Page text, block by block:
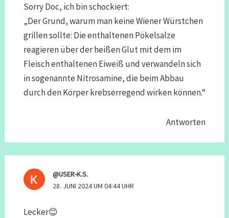
Sorry Doc, ich bin schockiert:
„Der Grund, warum man keine Wiener Würstchen
grillen sollte: Die enthaltenen Pökelsalze
reagieren über der heißen Glut mit dem im
Fleisch enthaltenen Eiweiß und verwandeln sich
in sogenannte Nitrosamine, die beim Abbau
durch den Körper krebserregend wirken können.“
Antworten
@USER-K.S.
28. JUNI 2024 UM 04:44 UHR
Lecker😊